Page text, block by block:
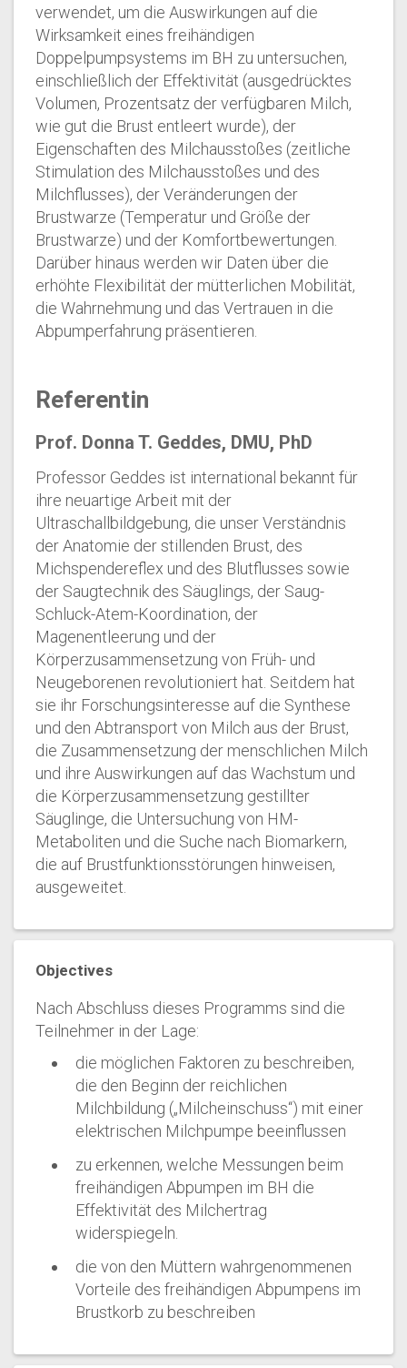
verwendet, um die Auswirkungen auf die
Wirksamkeit eines freihändigen
Doppelpumpsystems im BH zu untersuchen,
einschließlich der Effektivität (ausgedrücktes
Volumen, Prozentsatz der verfügbaren Milch,
wie gut die Brust entleert wurde), der
Eigenschaften des Milchausstoßes (zeitliche
Stimulation des Milchausstoßes und des
Milchflusses), der Veränderungen der
Brustwarze (Temperatur und Größe der
Brustwarze) und der Komfortbewertungen.
Darüber hinaus werden wir Daten über die
erhöhte Flexibilität der mütterlichen Mobilität,
die Wahrnehmung und das Vertrauen in die
Abpumperfahrung präsentieren.
Referentin
Prof. Donna T. Geddes, DMU, PhD
Professor Geddes ist international bekannt für
ihre neuartige Arbeit mit der
Ultraschallbildgebung, die unser Verständnis
der Anatomie der stillenden Brust, des
Michspendereflex und des Blutflusses sowie
der Saugtechnik des Säuglings, der Saug-
Schluck-Atem-Koordination, der
Magenentleerung und der
Körperzusammensetzung von Früh- und
Neugeborenen revolutioniert hat. Seitdem hat
sie ihr Forschungsinteresse auf die Synthese
und den Abtransport von Milch aus der Brust,
die Zusammensetzung der menschlichen Milch
und ihre Auswirkungen auf das Wachstum und
die Körperzusammensetzung gestillter
Säuglinge, die Untersuchung von HM-
Metaboliten und die Suche nach Biomarkern,
die auf Brustfunktionsstörungen hinweisen,
ausgeweitet.
Objectives
Nach Abschluss dieses Programms sind die
Teilnehmer in der Lage:
die möglichen Faktoren zu beschreiben,
die den Beginn der reichlichen
Milchbildung („Milcheinschuss“) mit einer
elektrischen Milchpumpe beeinflussen
zu erkennen, welche Messungen beim
freihändigen Abpumpen im BH die
Effektivität des Milchertrag
widerspiegeln.
die von den Müttern wahrgenommenen
Vorteile des freihändigen Abpumpens im
Brustkorb zu beschreiben